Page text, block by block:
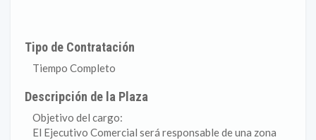
Tipo de Contratación
Tiempo Completo
Descripción de la Plaza
Objetivo del cargo:
El Ejecutivo Comercial será responsable de una zona